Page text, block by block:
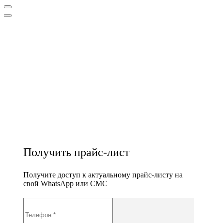
Получить прайс-лист
Получите доступ к актуальному прайс-листу на
свой WhatsApp или СМС